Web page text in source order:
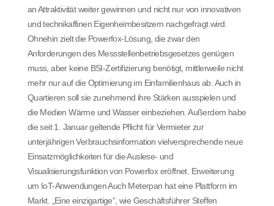
an Attraktivität weiter gewinnen und nicht nur von innovativen
und technikaffinen Eigenheimbesitzern nachgefragt wird.
Ohnehin zielt die Powerfox-Lösung, die zwar den
Anforderungen des Messstellenbetriebsgesetzes genügen
muss, aber keine BSI-Zertifizierung benötigt, mittlerweile nicht
mehr nur auf die Optimierung im Einfamilienhaus ab. Auch in
Quartieren soll sie zunehmend ihre Stärken ausspielen und
die Medien Wärme und Wasser einbeziehen. Außerdem habe
die seit 1. Januar geltende Pflicht für Vermieter zur
unterjährigen Verbrauchsinformation vielversprechende neue
Einsatzmöglichkeiten für die Auslese- und
Visualisierungsfunktion von Powerfox eröffnet. Erweiterung
um IoT-Anwendungen Auch Meterpan hat eine Plattform im
Markt. „Eine einzigartige“, wie Geschäftsführer Steffen